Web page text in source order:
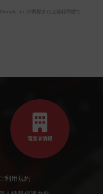
Inc.の商標または登録商標で
運営者情報
ご利用規約